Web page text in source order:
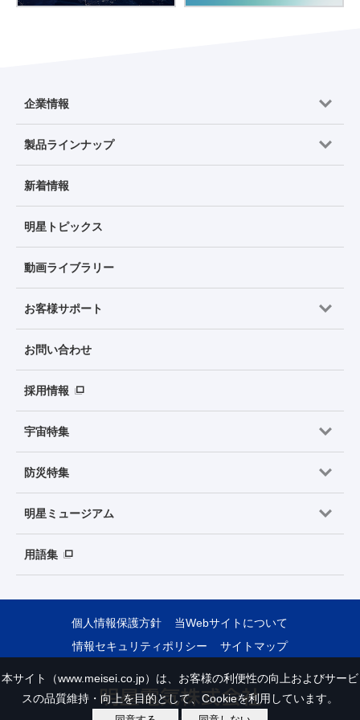
企業情報
製品ラインナップ
新着情報
明星トピックス
動画ライブラリー
お客様サポート
お問い合わせ
採用情報
宇宙特集
防災特集
明星ミュージアム
用語集
個人情報保護方針
当Webサイトについて
情報セキュリティポリシー
サイトマップ
本サイト（www.meisei.co.jp）は、お客様の利便性の向上およびサービ
スの品質維持・向上を目的として、Cookieを利用しています。